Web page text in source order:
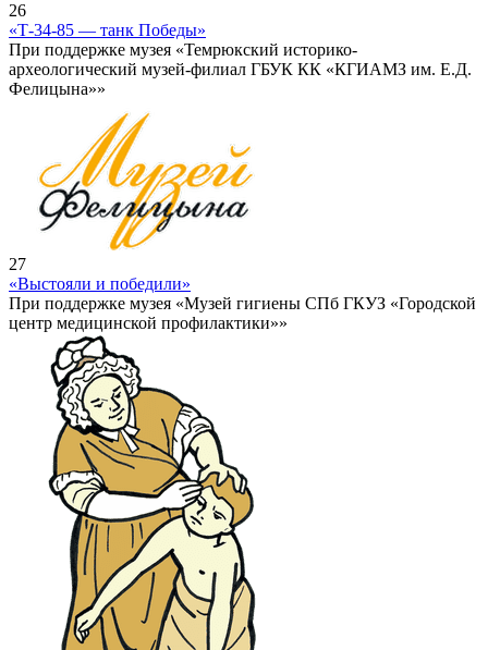
26
«Т-34-85 — танк Победы»
При поддержке музея «Темрюкский историко-
археологический музей-филиал ГБУК КК «КГИАМЗ им. Е.Д.
Фелицына»»
27
«Выстояли и победили»
При поддержке музея «Музей гигиены СПб ГКУЗ «Городской
центр медицинской профилактики»»